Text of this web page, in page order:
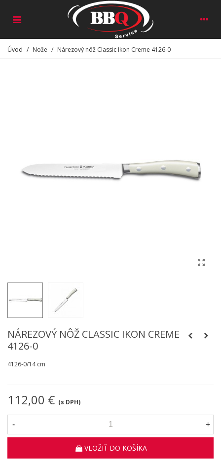
Úvod / Nože / Nárezový nôž Classic Ikon Creme 4126-0
NÁREZOVÝ NÔŽ CLASSIC IKON CREME
4126-0
4126-0/14 cm
112,00 € (s DPH)
- +
VLOŽIŤ DO KOŠÍKA